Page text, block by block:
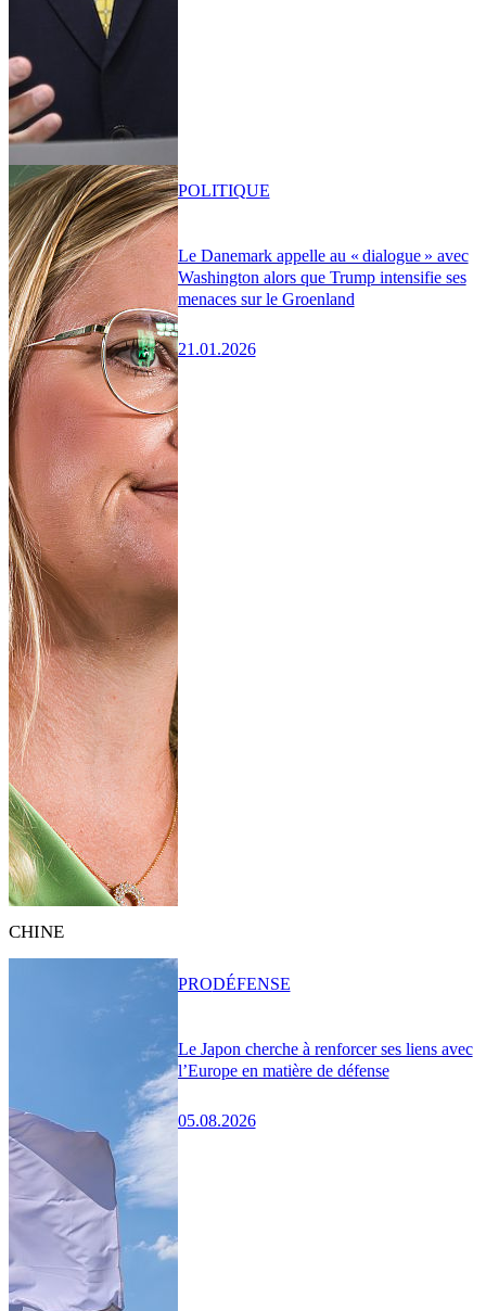
Le Danemark appelle au « dialogue » avec
Washington alors que Trump intensifie ses
menaces sur le Groenland
21.01.2026
POLITIQUE
CHINE
Le Japon cherche à renforcer ses liens avec
l’Europe en matière de défense
05.08.2026
PRODÉFENSE